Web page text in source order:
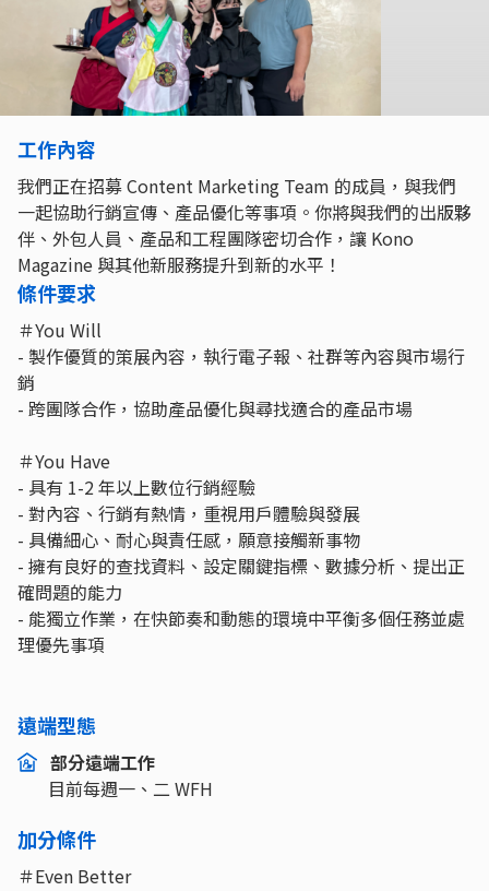
工作內容
我們正在招募 Content Marketing Team 的成員，與我們
一起協助行銷宣傳、產品優化等事項。你將與我們的出版夥
伴、外包人員、產品和工程團隊密切合作，讓 Kono
Magazine 與其他新服務提升到新的水平！
條件要求
＃You Will
- 製作優質的策展內容，執行電子報、社群等內容與市場行
銷
- 跨團隊合作，協助產品優化與尋找適合的產品市場
＃You Have
- 具有 1-2 年以上數位行銷經驗
- 對內容、行銷有熱情，重視用戶體驗與發展
- 具備細心、耐心與責任感，願意接觸新事物
- 擁有良好的查找資料、設定關鍵指標、數據分析、提出正
確問題的能力
- 能獨立作業，在快節奏和動態的環境中平衡多個任務並處
理優先事項
遠端型態
部分遠端工作
目前每週一、二 WFH
加分條件
＃Even Better